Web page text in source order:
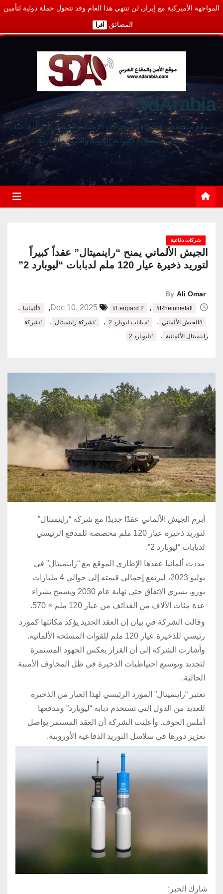
المواجهة الأميركية مع إيران لن تنتهي هذا العام وقد تتحول حملة دولية لتأمين
المضائق أقرأ
SdArabia
موقع متخصص في كافة المجالات الأمنية والعسكرية والدفاعية،
يغطي نشاطات القوات الجوية والبرية والبحرية
شركات دفاعية
الجيش الألماني يمنح “راينميتال” عقداً كبيراً
لتوريد ذخيرة عيار 120 ملم لدبابات “ليوبارد 2”
By Ali Omar
#Leopard 2 , #Rheinmetall
, #ألمانيا ,
#الجيش الألماني , #دبابات ليوبارد 2 , #شركة راينميتال ,
#شركة
راينميتال الألمانية , #ليوبارد 2
أبرم الجيش الألماني عقدًا جديدًا مع شركة “راينميتال”
لتوريد ذخيرة عيار 120 ملم مخصصة للمدفع الرئيسي
لدبابات “ليوبارد 2”.
مددت ألمانيا عقدها الإطاري الموقع مع “راينميتال” في
يوليو 2023، ليرتفع إجمالي قيمته إلى حوالي 4 مليارات
يورو. يسري الاتفاق حتى نهاية عام 2030 ويسمح بشراء
عدة مئات الآلاف من القذائف من عيار 120 ملم × 570.
وقالت الشركة في بيان إن العقد الجديد يؤكد مكانتها كمورد
رئيسي للذخيرة عيار 120 ملم للقوات المسلحة الألمانية.
وأشارت الشركة إلى أن القرار يعكس الجهود المستمرة
لتجديد وتوسيع احتياطيات الذخيرة في ظل المخاوف الأمنية
الحالية.
تعتبر “راينميتال” المورد الرئيسي لهذا العيار من الذخيرة
للعديد من الدول التي تستخدم دبابة “ليوبارد” ومدفعها
أملس الجوف. وأعلنت الشركة أن العقد المستمر يواصل
تعزيز دورها في سلاسل التوريد الدفاعية الأوروبية.
شارك الخبر: